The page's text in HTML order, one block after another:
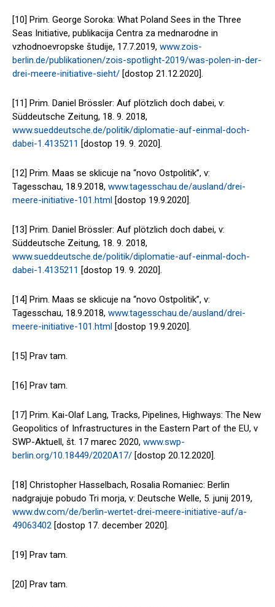
[10] Prim. George Soroka: What Poland Sees in the Three
Seas Initiative, publikacija Centra za mednarodne in
vzhodnoevropske študije, 17.7.2019, www.zois-
berlin.de/publikationen/zois-spotlight-2019/was-polen-in-der-
drei-meere-initiative-sieht/ [dostop 21.12.2020].
[11] Prim. Daniel Brössler: Auf plötzlich doch dabei, v:
Süddeutsche Zeitung, 18. 9. 2018,
www.sueddeutsche.de/politik/diplomatie-auf-einmal-doch-
dabei-1.4135211 [dostop 19. 9. 2020].
[12] Prim. Maas se sklicuje na “novo Ostpolitik”, v:
Tagesschau, 18.9.2018, www.tagesschau.de/ausland/drei-
meere-initiative-101.html [dostop 19.9.2020].
[13] Prim. Daniel Brössler: Auf plötzlich doch dabei, v:
Süddeutsche Zeitung, 18. 9. 2018,
www.sueddeutsche.de/politik/diplomatie-auf-einmal-doch-
dabei-1.4135211 [dostop 19. 9. 2020].
[14] Prim. Maas se sklicuje na “novo Ostpolitik”, v:
Tagesschau, 18.9.2018, www.tagesschau.de/ausland/drei-
meere-initiative-101.html [dostop 19.9.2020].
[15] Prav tam.
[16] Prav tam.
[17] Prim. Kai-Olaf Lang, Tracks, Pipelines, Highways: The New
Geopolitics of Infrastructures in the Eastern Part of the EU, v
SWP-Aktuell, št. 17 marec 2020, www.swp-
berlin.org/10.18449/2020A17/ [dostop 20.12.2020].
[18] Christopher Hasselbach, Rosalia Romaniec: Berlin
nadgrajuje pobudo Tri morja, v: Deutsche Welle, 5. junij 2019,
www.dw.com/de/berlin-wertet-drei-meere-initiative-auf/a-
49063402 [dostop 17. december 2020].
[19] Prav tam.
[20] Prav tam.